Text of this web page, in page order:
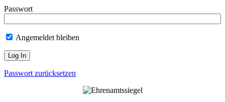
Passwort
Angemeldet bleiben
Passwort zurücksetzen